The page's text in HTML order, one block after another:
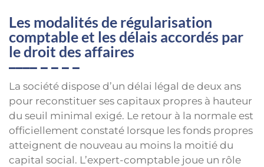
Les modalités de régularisation
comptable et les délais accordés par
le droit des affaires
La société dispose d’un délai légal de deux ans
pour reconstituer ses capitaux propres à hauteur
du seuil minimal exigé. Le retour à la normale est
officiellement constaté lorsque les fonds propres
atteignent de nouveau au moins la moitié du
capital social. L’expert-comptable joue un rôle